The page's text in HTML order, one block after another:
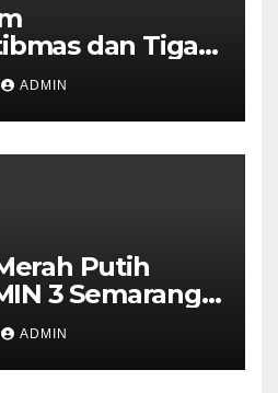
dan Tiga
Ungaran
Warga
Ronda
ADMIN
Putih
3 Semarang,
Desa
Peringatan
RI
ADMIN